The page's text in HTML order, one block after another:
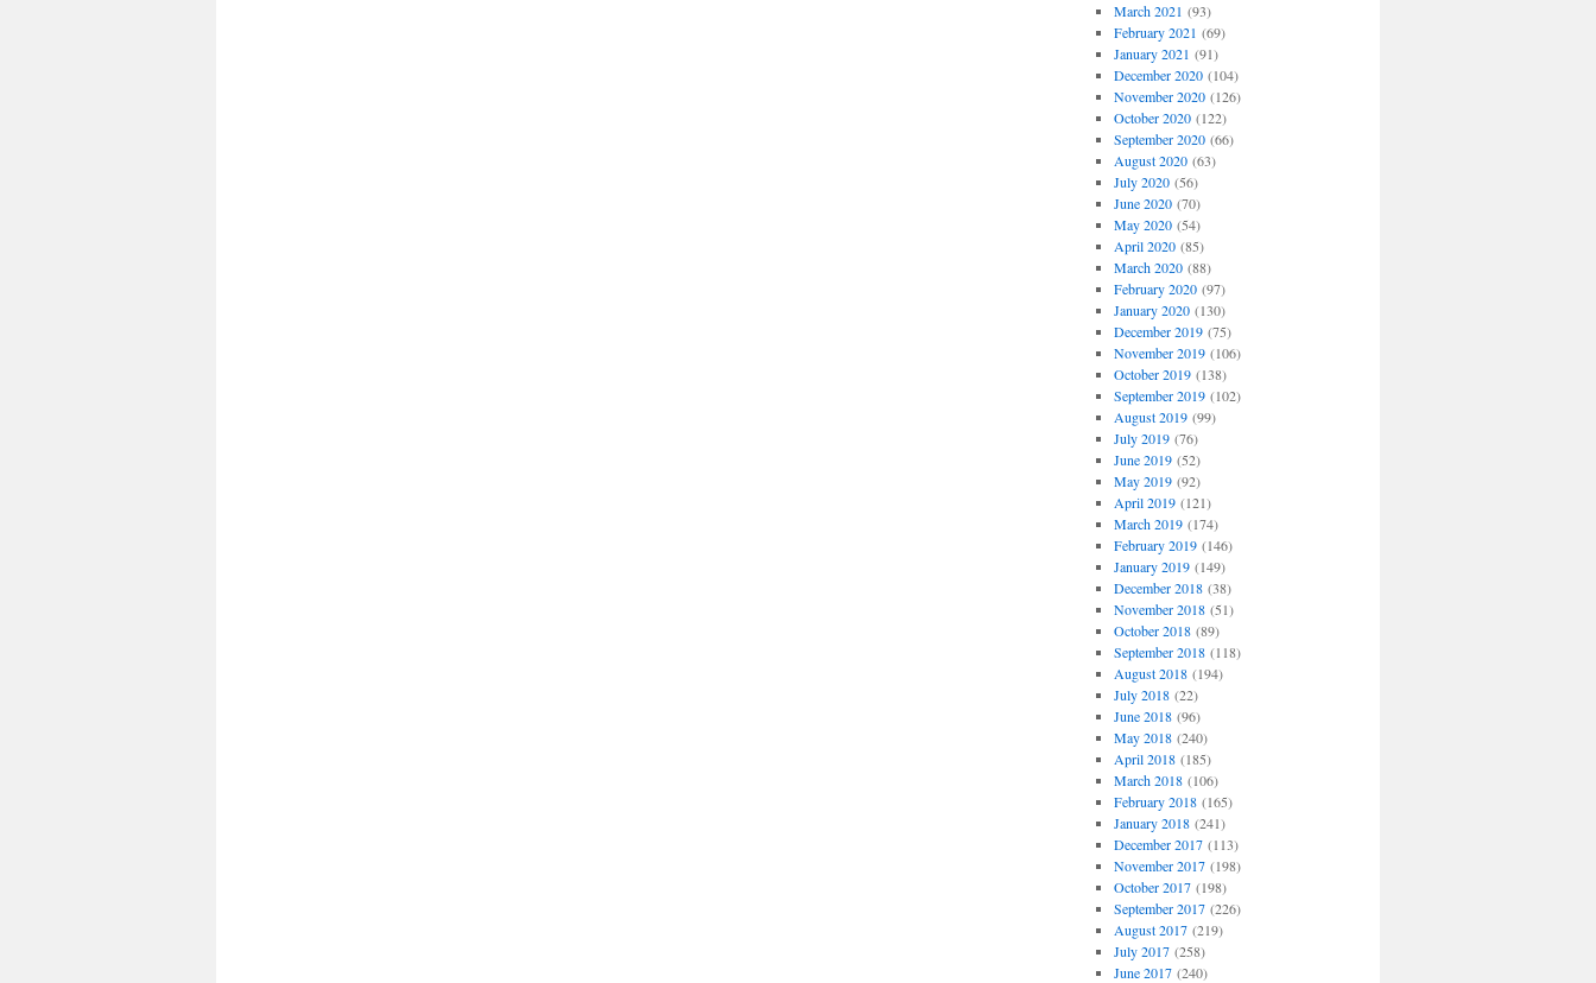
March 2021 (93)
February 2021 (69)
January 2021 (91)
December 2020(104)
November 2020(126)
October 2020(122)
September 2020(66)
August 2020(63)
July 2020(56)
June 2020(70)
May 2020(54)
April 2020(85)
March 2020(88)
February 2020(97)
January 2020(130)
December 2019(75)
November 2019(106)
October 2019(138)
September 2019(102)
August 2019(99)
July 2019(76)
June 2019(52)
May 2019(92)
April 2019(121)
March 2019(174)
February 2019(146)
January 2019(149)
December 2018(38)
November 2018(51)
October 2018(89)
September 2018(118)
August 2018(194)
July 2018(22)
June 2018(96)
May 2018(240)
April 2018(185)
March 2018(106)
February 2018(165)
January 2018(241)
December 2017(113)
November 2017(198)
October 2017(198)
September 2017(226)
August 2017(219)
July 2017(258)
June 2017(240)